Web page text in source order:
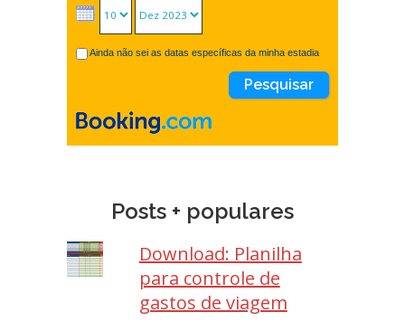
Ainda não sei as datas específicas da minha estadia
Posts + populares
Download: Planilha
para controle de
gastos de viagem